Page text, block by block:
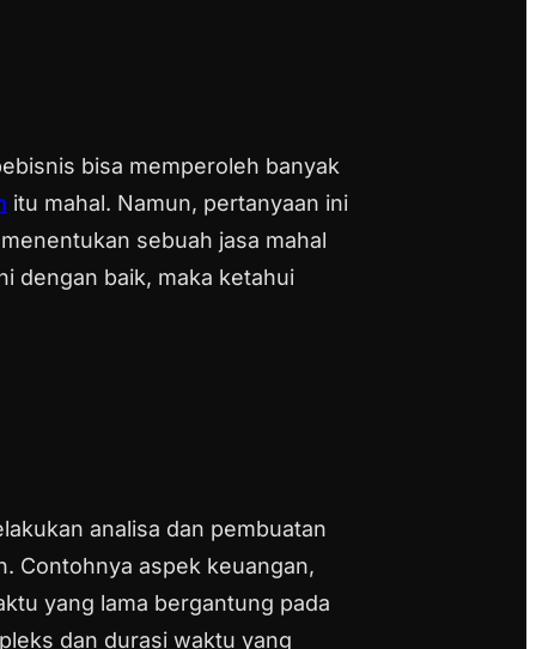
bisa memperoleh banyak
itu mahal. Namun, pertanyaan ini
sebuah jasa mahal
dengan baik, maka ketahui
analisa dan pembuatan
Contohnya aspek keuangan,
yang lama bergantung pada
dan durasi waktu yang